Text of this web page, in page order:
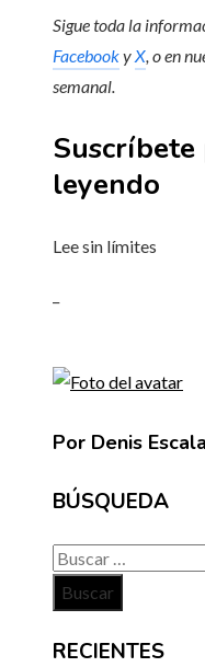
Sigue toda la
FacebookyX, o en
semanal.
leyendo
Lee sin límites
Por Denis
BÚSQUEDA
Buscar:
RECIENTES